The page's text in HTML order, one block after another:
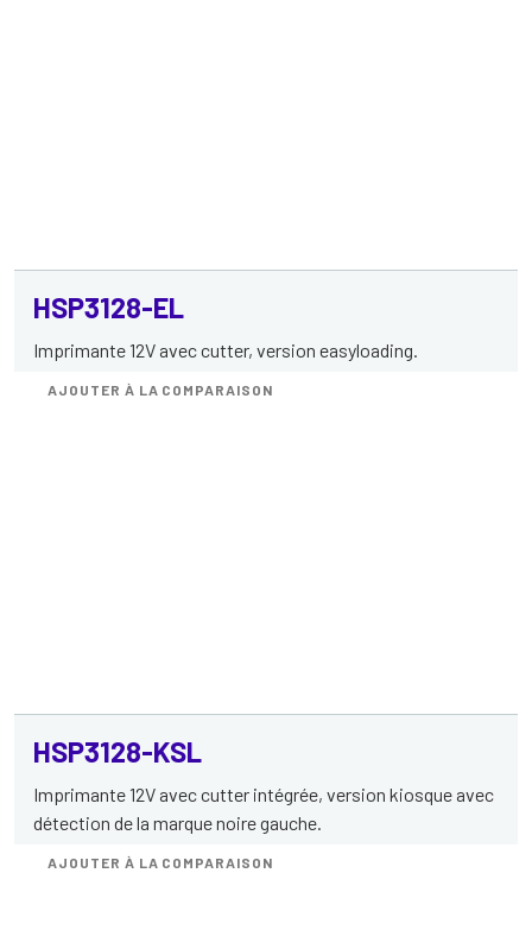
HSP3128-EL
Imprimante 12V avec cutter, version easyloading.
AJOUTER À LA COMPARAISON
HSP3128-KSL
Imprimante 12V avec cutter intégrée, version kiosque avec
détection de la marque noire gauche.
AJOUTER À LA COMPARAISON